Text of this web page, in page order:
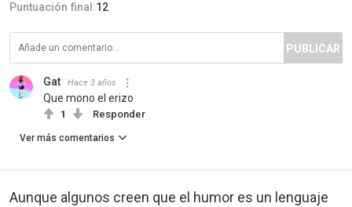
Puntuación final:12
PUBLICAR
Gat Hace 3 años
Que mono el erizo
1 Responder
Ver más comentarios
Aunque algunos creen que el humor es un lenguaje